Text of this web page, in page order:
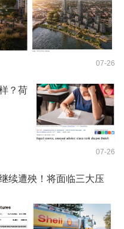
07-26
？荷
07-26
续遭殃！将面临三大压